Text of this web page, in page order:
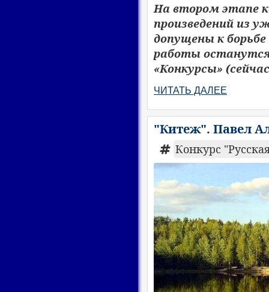
На втором этапе
произведений из
допущены к
работы останутся
«Конкурсы»
ЧИТАТЬ ДАЛЕЕ
"Китеж". Павел
Конкурс